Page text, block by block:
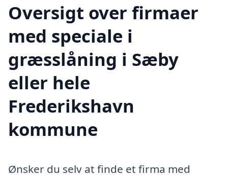
Oversigt over firmaer
med speciale i
græsslåning i Sæby
eller hele
Frederikshavn
kommune
Ønsker du selv at finde et firma med